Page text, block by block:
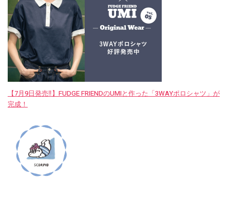
【7月9日発売‼︎】FUDGE FRIENDのUMIと作った「3WAYポロシャツ」が
完成！